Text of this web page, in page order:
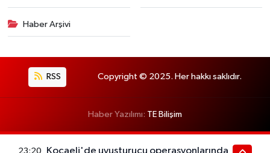
Haber Arşivi
RSS Copyright © 2025. Her hakkı saklıdır.
Haber Yazılımı: TE Bilişim
23:20 Kocaeli'de uyuşturucu operasyonlarında